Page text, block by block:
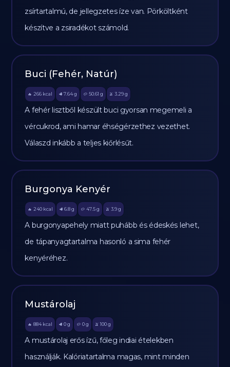
zsírtartalmú, de jellegzetes íze van. Pörköltként
készítve a zsiradékot számold.
Buci (Fehér, Natúr)
🔥 266 kcal 🥩 7.64 g 🥔 50.61 g 🫒 3.29 g
A fehér lisztből készült buci gyorsan megemeli a
vércukrod, ami hamar éhségérzethez vezethet.
Válaszd inkább a teljes kiőrlésűt.
Burgonya Kenyér
🔥 240 kcal 🥩 6.8 g 🥔 47.5g 🫒 3.9 g
A burgonyapehely miatt puhább és édeskés lehet,
de tápanyagtartalma hasonló a sima fehér
kenyéréhez.
Mustárolaj
🔥 884 kcal 🥩 0 g 🥔 0g 🫒 100 g
A mustárolaj erős ízű, főleg indiai ételekben
használják. Kalóriatartalma magas, mint minden